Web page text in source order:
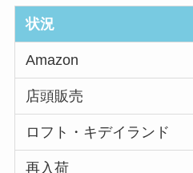
状況
Amazon
店頭販売
ロフト・キデイランド
再入荷